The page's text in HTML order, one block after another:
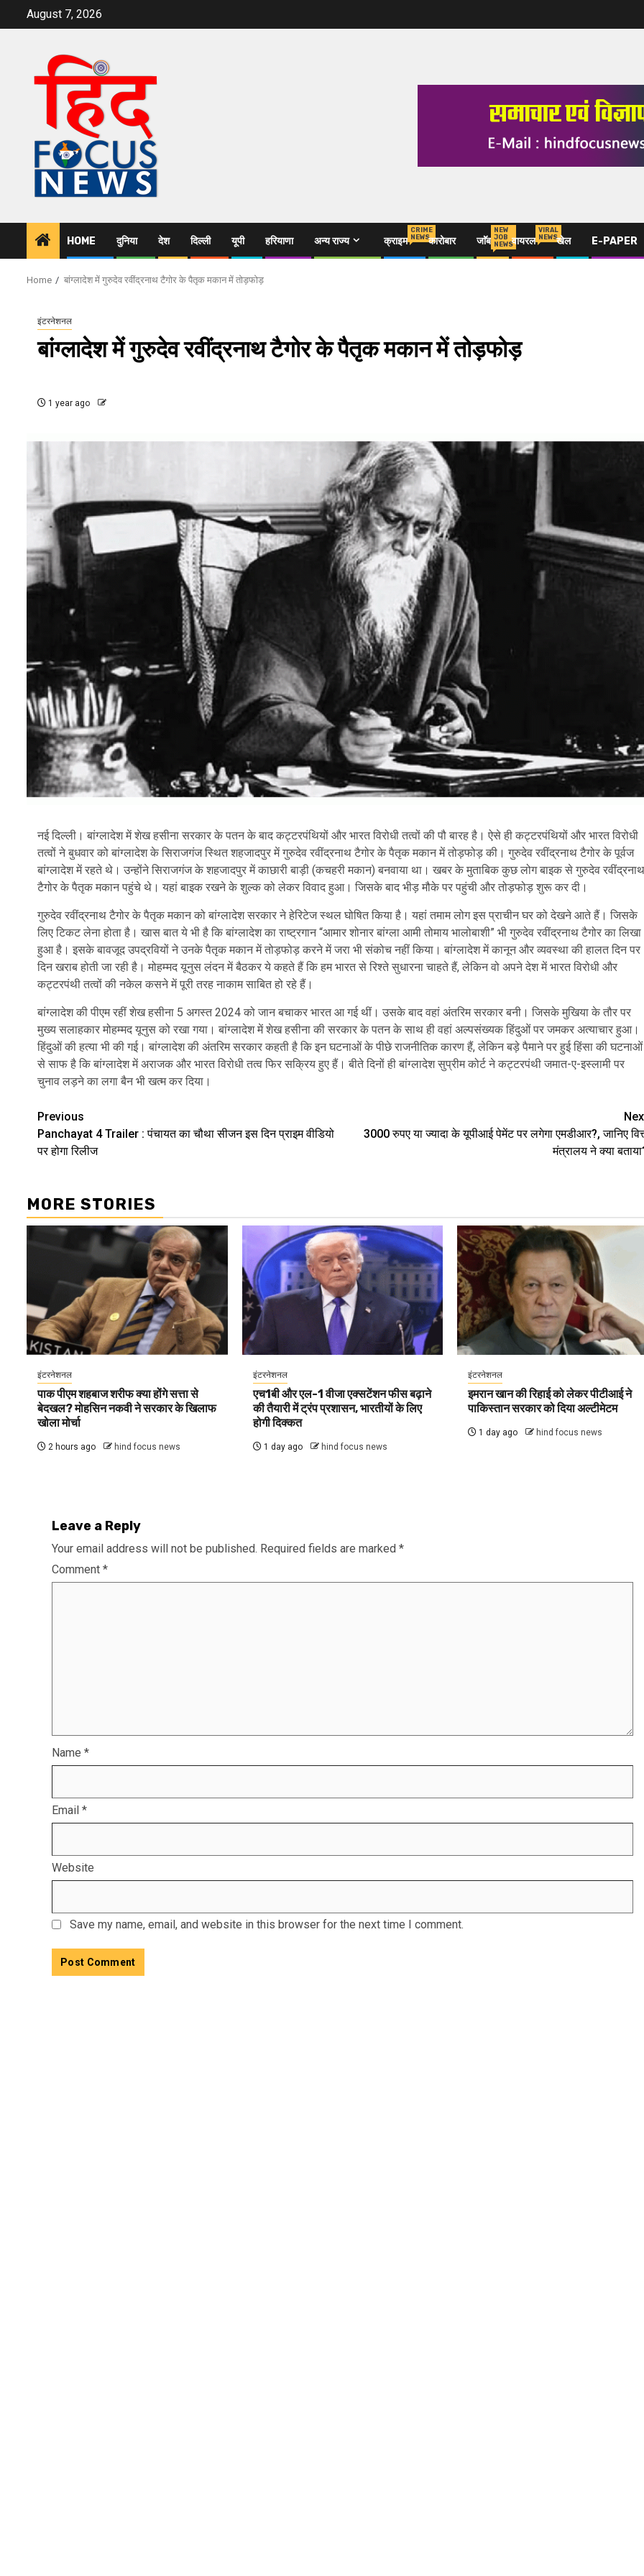
August 7, 2026
HOME दुनिया देश दिल्ली यूपी हरियाणा अन्य राज्य क्राइम
CRIME
NEWSकारोबार जाॅॅब
NEW
JOB
NEWSवायरल
VIRAL
NEWSखेल E-PAPER
Home बांग्लादेश में गुरुदेव रवींद्रनाथ टैगोर के पैतृक मकान में तोड़फोड़
इंटरनेशनल
बांग्लादेश में गुरुदेव रवींद्रनाथ टैगोर के पैतृक मकान में तोड़फोड़
1 year ago
नई दिल्ली। बांग्लादेश में शेख हसीना सरकार के पतन के बाद कट्टरपंथियों और भारत विरोधी तत्वों की पौ बारह है। ऐसे ही कट्टरपंथियों और भारत विरोधी
तत्वों ने बुधवार को बांग्लादेश के सिराजगंज स्थित शहजादपुर में गुरुदेव रवींद्रनाथ टैगोर के पैतृक मकान में तोड़फोड़ की। गुरुदेव रवींद्रनाथ टैगोर के पूर्वज
बांग्लादेश में रहते थे। उन्होंने सिराजगंज के शहजादपुर में काछारी बाड़ी (कचहरी मकान) बनवाया था। खबर के मुताबिक कुछ लोग बाइक से गुरुदेव रवींद्रनाथ
टैगोर के पैतृक मकान पहुंचे थे। यहां बाइक रखने के शुल्क को लेकर विवाद हुआ। जिसके बाद भीड़ मौके पर पहुंची और तोड़फोड़ शुरू कर दी।
गुरुदेव रवींद्रनाथ टैगोर के पैतृक मकान को बांग्लादेश सरकार ने हेरिटेज स्थल घोषित किया है। यहां तमाम लोग इस प्राचीन घर को देखने आते हैं। जिसके
लिए टिकट लेना होता है। खास बात ये भी है कि बांग्लादेश का राष्ट्रगान “आमार शोनार बांग्ला आमी तोमाय भालोबाशी” भी गुरुदेव रवींद्रनाथ टैगोर का लिखा
हुआ है। इसके बावजूद उपद्रवियों ने उनके पैतृक मकान में तोड़फोड़ करने में जरा भी संकोच नहीं किया। बांग्लादेश में कानून और व्यवस्था की हालत दिन पर
दिन खराब होती जा रही है। मोहम्मद यूनुस लंदन में बैठकर ये कहते हैं कि हम भारत से रिश्ते सुधारना चाहते हैं, लेकिन वो अपने देश में भारत विरोधी और
कट्टरपंथी तत्वों की नकेल कसने में पूरी तरह नाकाम साबित हो रहे हैं।
बांग्लादेश की पीएम रहीं शेख हसीना 5 अगस्त 2024 को जान बचाकर भारत आ गई थीं। उसके बाद वहां अंतरिम सरकार बनी। जिसके मुखिया के तौर पर
मुख्य सलाहकार मोहम्मद यूनुस को रखा गया। बांग्लादेश में शेख हसीना की सरकार के पतन के साथ ही वहां अल्पसंख्यक हिंदुओं पर जमकर अत्याचार हुआ।
हिंदुओं की हत्या भी की गई। बांग्लादेश की अंतरिम सरकार कहती है कि इन घटनाओं के पीछे राजनीतिक कारण हैं, लेकिन बड़े पैमाने पर हुई हिंसा की घटनाओं
से साफ है कि बांग्लादेश में अराजक और भारत विरोधी तत्व फिर सक्रिय हुए हैं। बीते दिनों ही बांग्लादेश सुप्रीम कोर्ट ने कट्टरपंथी जमात-ए-इस्लामी पर
चुनाव लड़ने का लगा बैन भी खत्म कर दिया।
Post
navigation
Previous
Panchayat 4 Trailer : पंचायत का चौथा सीजन इस दिन प्राइम वीडियो
पर होगा रिलीज
3000 रुपए या ज्यादा के यूपीआई पेमेंट पर लगेगा एमडीआर?, जानिए
मंत्रालय ने क्या
MORE STORIES
इंटरनेशनल
पाक पीएम शहबाज शरीफ क्या होंगे सत्ता से
बेदखल? मोहसिन नकवी ने सरकार के खिलाफ
खोला मोर्चा
2 hours ago hind focus news
इंटरनेशनल
एच1बी और एल-1 वीजा एक्सटेंशन फीस बढ़ाने
की तैयारी में ट्रंप प्रशासन, भारतीयों के लिए
होगी दिक्कत
1 day ago hind focus news
इंटरनेशनल
इमरान खान की रिहाई को लेकर पीटीआई ने
पाकिस्तान सरकार को दिया अल्टीमेटम
1 day ago hind focus news
Leave a Reply
Your email address will not be published. Required fields are marked *
Comment *
Name *
Email *
Website
Save my name, email, and website in this browser for the next time I comment.